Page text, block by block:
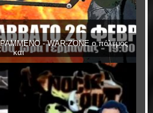
- WAR-ZONE ο πόλεμος
και